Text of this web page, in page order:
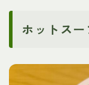
ホットス